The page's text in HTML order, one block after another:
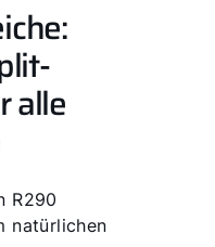
alle
R290
natürlichen